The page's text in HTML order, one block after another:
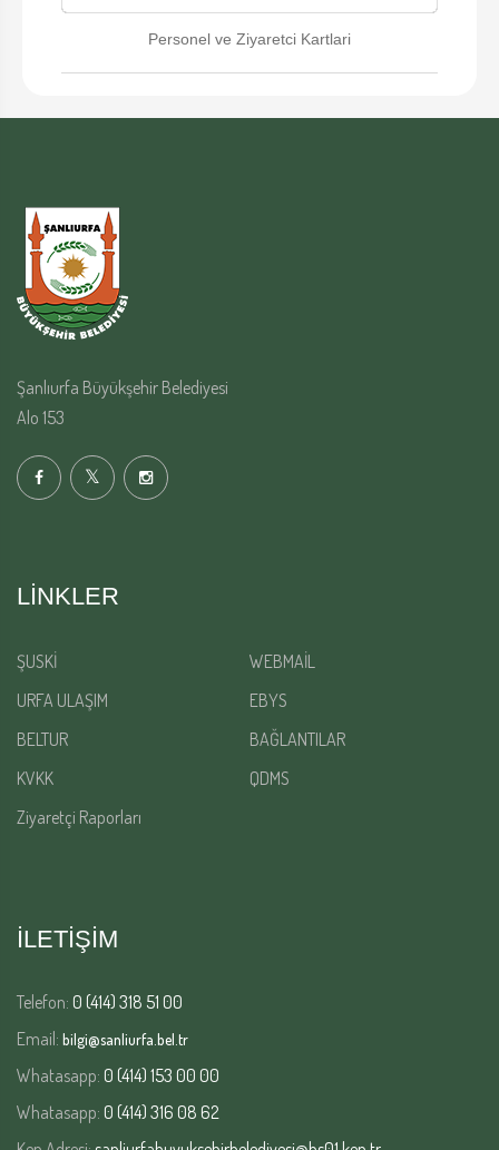
Personel ve Ziyaretci Kartlari
Şanlıurfa Büyükşehir Belediyesi
Alo 153
LINKLER
ŞUSKİ
WEBMAİL
URFA ULAŞIM
EBYS
BELTUR
BAĞLANTILAR
KVKK
QDMS
Ziyaretçi Raporları
İLETİŞİM
Telefon: 0 (414) 318 51 00
Email: bilgi@sanliurfa.bel.tr
Whatasapp: 0 (414) 153 00 00
Whatasapp: 0 (414) 316 08 62